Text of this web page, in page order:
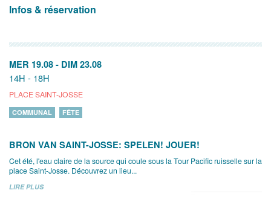
Infos & réservation
MER 19.08 - DIM 23.08
14H - 18H
PLACE SAINT-JOSSE
COMMUNAL FÊTE
BRON VAN SAINT-JOSSE: SPELEN! JOUER!
Cet été, l'eau claire de la source qui coule sous la Tour Pacific ruisselle sur la
place Saint-Josse. Découvrez un lieu...
LIRE PLUS